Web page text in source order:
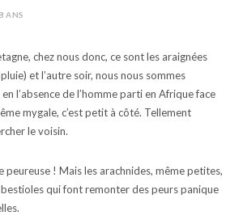
ANS
chez nous donc, ce sont les araignées
et l’autre soir, nous nous sommes
l’absence de l’homme parti en Afrique face
mygale, c’est petit à côté. Tellement
le voisin.
peureuse ! Mais les arachnides, même petites,
qui font remonter des peurs panique